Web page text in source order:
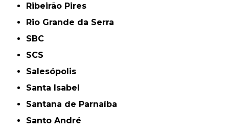
Ribeirão Pires
Rio Grande da Serra
SBC
SCS
Salesópolis
Santa Isabel
Santana de Parnaíba
Santo André